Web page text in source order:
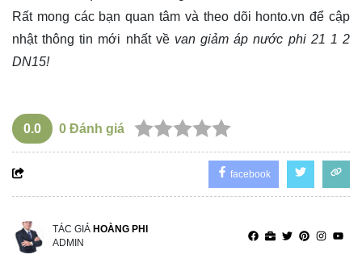
Rất mong các bạn quan tâm và theo dõi honto.vn để cập
nhật thông tin mới nhất vềvan giảm áp nước phi 21 1 2
DN15!
0.0 0 Đánh giá
facebook
TÁC GIẢ HOÀNG PHI
ADMIN